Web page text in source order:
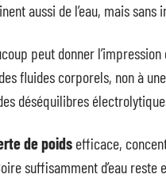
aussi de l’eau, mais
peut donner
fluides corporels, non à
déséquilibres
de poids efficace,
suffisamment d’eau reste